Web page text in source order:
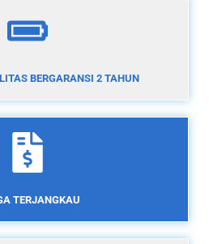
BERGARANSI 2 TAHUN
TERJANGKAU